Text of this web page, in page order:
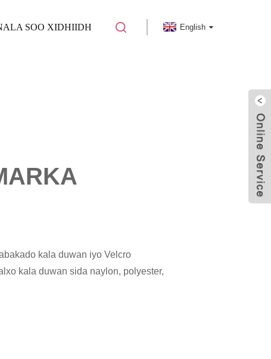
SOO XIDHIIDH English
kala duwan iyo Velcro
kala duwan sida naylon, polyester,